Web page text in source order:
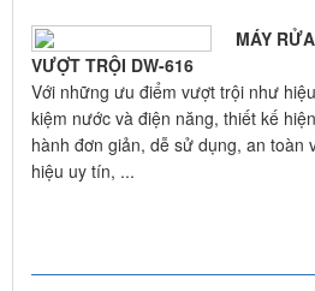
MÁY
VƯỢT TRỘI DW-616
Với những ưu điểm vượt trội như
kiệm nước và điện năng, thiết kế
hành đơn giản, dễ sử dụng, an toàn
hiệu uy tín, ...